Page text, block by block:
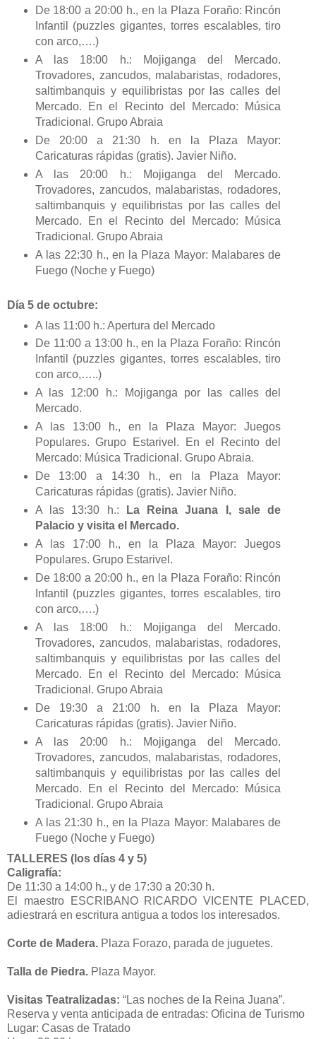
De 18:00 a 20:00 h., en la Plaza Foraño: Rincón
Infantil (puzzles gigantes, torres escalables, tiro
con arco,….)
A las 18:00 h.: Mojiganga del Mercado.
Trovadores, zancudos, malabaristas, rodadores,
saltimbanquis y equilibristas por las calles del
Mercado. En el Recinto del Mercado: Música
Tradicional. Grupo Abraia
De 20:00 a 21:30 h. en la Plaza Mayor:
Caricaturas rápidas (gratis). Javier Niño.
A las 20:00 h.: Mojiganga del Mercado.
Trovadores, zancudos, malabaristas, rodadores,
saltimbanquis y equilibristas por las calles del
Mercado. En el Recinto del Mercado: Música
Tradicional. Grupo Abraia
A las 22:30 h., en la Plaza Mayor: Malabares de
Fuego (Noche y Fuego)
Día 5 de octubre:
A las 11:00 h.: Apertura del Mercado
De 11:00 a 13:00 h., en la Plaza Foraño: Rincón
Infantil (puzzles gigantes, torres escalables, tiro
con arco,…..)
A las 12:00 h.: Mojiganga por las calles del
Mercado.
A las 13:00 h., en la Plaza Mayor: Juegos
Populares. Grupo Estarivel. En el Recinto del
Mercado: Música Tradicional. Grupo Abraia.
De 13:00 a 14:30 h., en la Plaza Mayor:
Caricaturas rápidas (gratis). Javier Niño.
A las 13:30 h.:
La Reina Juana I, sale de
Palacio y visita el Mercado.
A las 17:00 h., en la Plaza Mayor: Juegos
Populares. Grupo Estarivel.
De 18:00 a 20:00 h., en la Plaza Foraño: Rincón
Infantil (puzzles gigantes, torres escalables, tiro
con arco,….)
A las 18:00 h.: Mojiganga del Mercado.
Trovadores, zancudos, malabaristas, rodadores,
saltimbanquis y equilibristas por las calles del
Mercado. En el Recinto del Mercado: Música
Tradicional. Grupo Abraia
De 19:30 a 21:00 h. en la Plaza Mayor:
Caricaturas rápidas (gratis). Javier Niño.
A las 20:00 h.: Mojiganga del Mercado.
Trovadores, zancudos, malabaristas, rodadores,
saltimbanquis y equilibristas por las calles del
Mercado. En el Recinto del Mercado: Música
Tradicional. Grupo Abraia
A las 21:30 h., en la Plaza Mayor: Malabares de
Fuego (Noche y Fuego)
TALLERES (los días 4 y 5)
Caligrafía:
De 11:30 a 14:00 h., y de 17:30 a 20:30 h.
El maestro ESCRIBANO RICARDO VICENTE PLACED,
adiestrará en escritura antigua a todos los interesados.
Corte de Madera. Plaza Forazo, parada de juguetes.
Talla de Piedra. Plaza Mayor.
Visitas Teatralizadas: “Las noches de la Reina Juana”.
Reserva y venta anticipada de entradas: Oficina de Turismo
Lugar: Casas de Tratado